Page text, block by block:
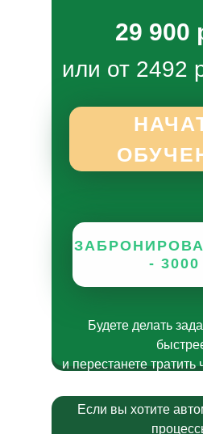
- 3000
Если вы хотите
Будете делать
и перестанете
или от 2492
29 900